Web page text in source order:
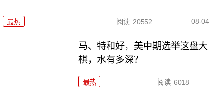
最热 阅读 20552 08-04
马、特和好，美中期选举这盘大
棋，水有多深？
最热 阅读 6018